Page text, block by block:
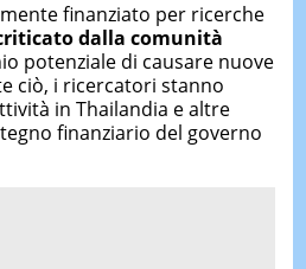
finanziato per ricerche
dalla comunità
potenziale di causare nuove
ciò, i ricercatori stanno
in Thailandia e altre
finanziario del governo